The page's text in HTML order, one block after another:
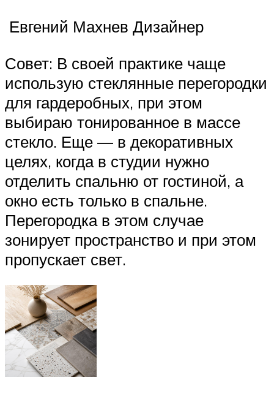
Евгений Махнев Дизайнер
Совет: В своей практике чаще
использую стеклянные перегородки
для гардеробных, при этом
выбираю тонированное в массе
стекло. Еще — в декоративных
целях, когда в студии нужно
отделить спальню от гостиной, а
окно есть только в спальне.
Перегородка в этом случае
зонирует пространство и при этом
пропускает свет.